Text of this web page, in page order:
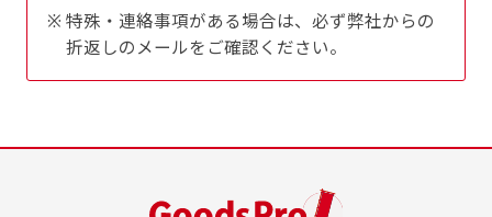
特殊・連絡事項がある場合は、必ず弊社からの
折返しのメールをご確認ください。
レギュラーのれんとの違いは縦のサイズが異なり
ます。（レギュラーのれん縦50cm／レギュラー
スリムのれん縦30cm）お店の入口付近の装飾に